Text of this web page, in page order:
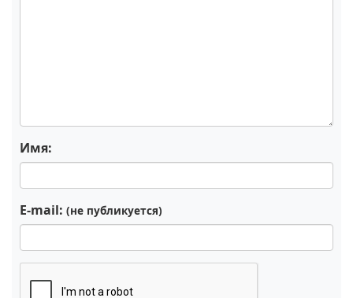
Имя:
E-mail: (не публикуется)